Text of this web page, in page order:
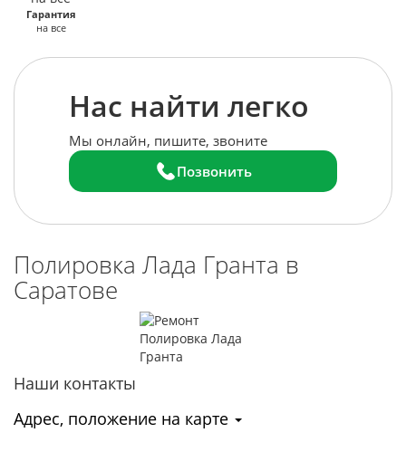
Гарантия
на все
Нас найти легко
Мы онлайн, пишите, звоните
Позвонить
Полировка Лада Гранта в
Саратове
Наши контакты
Адрес, положение на карте